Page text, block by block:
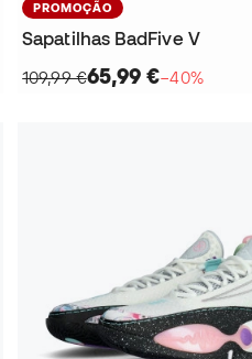
PROMOÇÃO
Sapatilhas BadFive V
109,99 €65,99 €−40%